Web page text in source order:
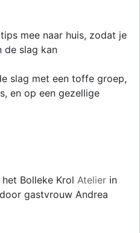
mee naar huis, zodat je
de slag kan
slag met een toffe groep,
en op een gezellige
Bolleke Krol Atelier in
gastvrouw Andrea